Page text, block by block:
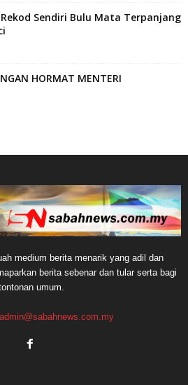
Sendiri Bulu Mata Terpanjang
HORMAT MENTERI
medium berita menarik yang adil dan
berita sebenar dan tular serta bagi
umum.
admin@sabahnews.com.my